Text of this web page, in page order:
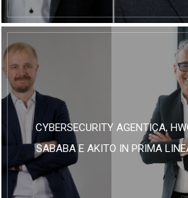
CYBERSECURITY AGENTICA,
SABABA E AKITO IN PRIMA